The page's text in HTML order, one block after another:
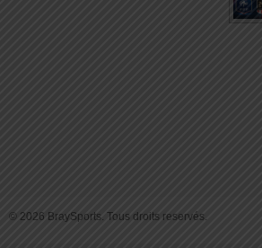
© 2026 BraySports. Tous droits reservés.